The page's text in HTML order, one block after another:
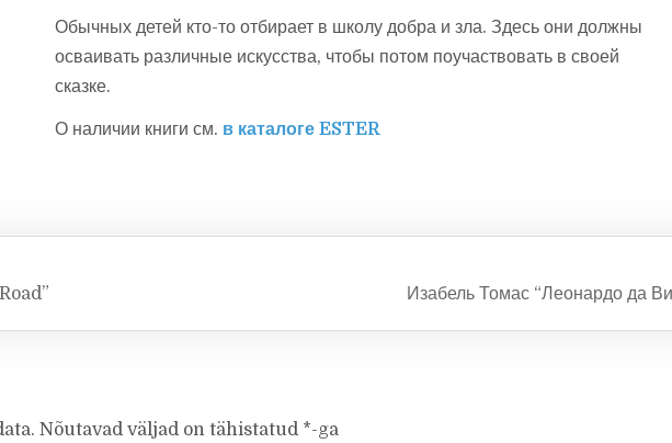
Обычных детей кто-то отбирает в школу добра и зла. Здесь они должны
осваивать различные искусства, чтобы потом поучаствовать в своей
сказке.
О наличии книги см. в каталоге ESTER
Изабель Томас “Леонардо да
Nõutavad väljad on tähistatud *-ga